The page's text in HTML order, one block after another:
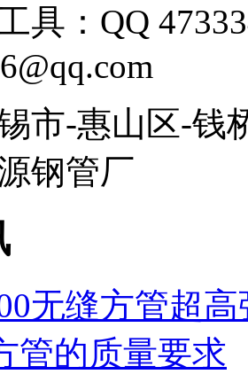
工具：QQ
市-惠山区-钱
钢管厂
无缝方管超
管的质量要求